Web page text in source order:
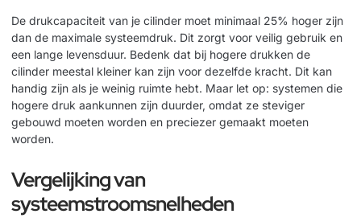
De drukcapaciteit van je cilinder moet minimaal 25% hoger zijn
dan de maximale systeemdruk. Dit zorgt voor veilig gebruik en
een lange levensduur. Bedenk dat bij hogere drukken de
cilinder meestal kleiner kan zijn voor dezelfde kracht. Dit kan
handig zijn als je weinig ruimte hebt. Maar let op: systemen die
hogere druk aankunnen zijn duurder, omdat ze steviger
gebouwd moeten worden en preciezer gemaakt moeten
worden.
Vergelijking van
systeemstroomsnelheden